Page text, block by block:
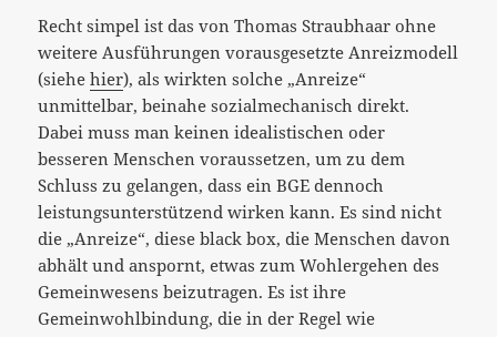
Recht simpel ist das von Thomas Straubhaar ohne
weitere Ausführungen vorausgesetzte Anreizmodell
(siehehier), als wirkten solche „Anreize“
unmittelbar, beinahe sozialmechanisch direkt.
Dabei muss man keinen idealistischen oder
besseren Menschen voraussetzen, um zu dem
Schluss zu gelangen, dass ein BGE dennoch
leistungsunterstützend wirken kann. Es sind nicht
die „Anreize“, diese black box, die Menschen davon
abhält und anspornt, etwas zum Wohlergehen des
Gemeinwesens beizutragen. Es ist ihre
Gemeinwohlbindung, die in der Regel wie